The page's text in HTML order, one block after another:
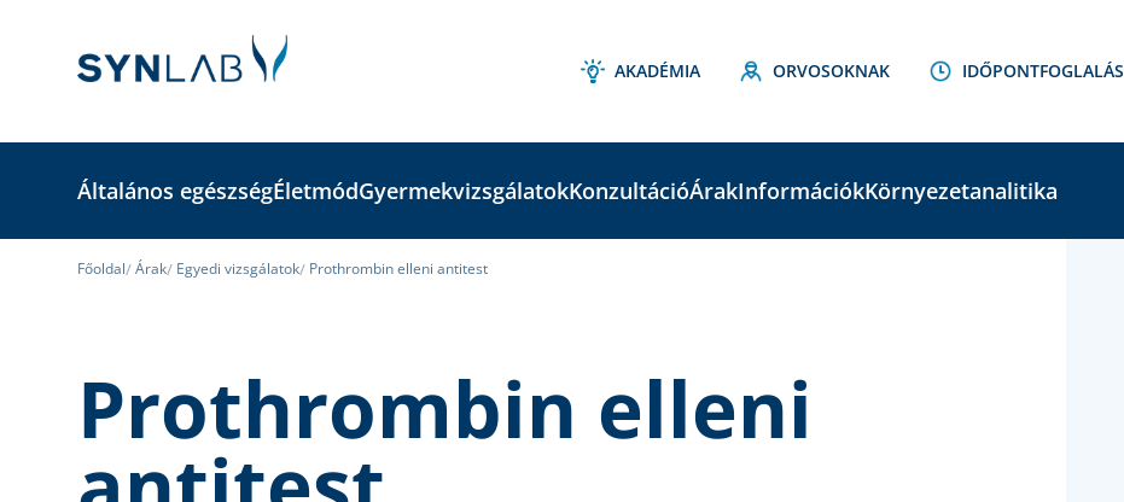
AKADÉMIA ORVOSOKNAK IDŐPONTFOGLALÁS
Általános egészségÉletmódGyermekvizsgálatokKonzultációÁrakInformációkKörnyezetanalitika
Főoldal Árak Egyedi vizsgálatok Prothrombin elleni antitest
Prothrombin elleni